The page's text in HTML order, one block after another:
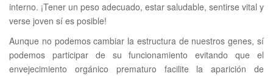
interno. ¡Tener un peso adecuado, estar saludable, sentirse vital y
verse joven sí es posible!
Aunque no podemos cambiar la estructura de nuestros genes, sí
podemos participar de su funcionamiento evitando que el
envejecimiento orgánico prematuro facilite la aparición de